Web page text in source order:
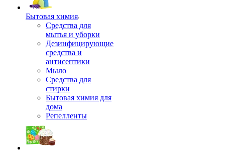
Бытовая химия
Средства для
мытья и уборки
Дезинфицирующие
средства и
антисептики
Мыло
Средства для
стирки
Бытовая химия для
дома
Репелленты